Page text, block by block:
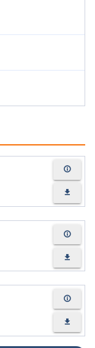
info_outline
file_download
info_outline
file_download
info_outline
file_download